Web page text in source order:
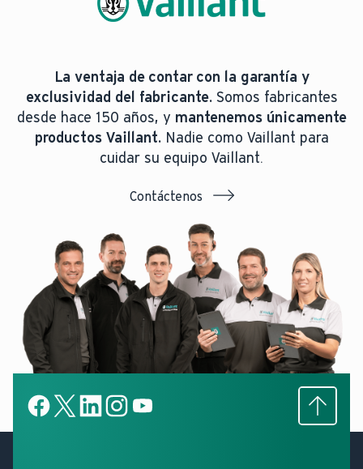
La ventaja de contar con la garantía y
exclusividad del fabricante.Somos fabricantes
desde hace 150 años, y mantenemos únicamente
productos Vaillant.Nadie como Vaillant para
cuidar su equipo Vaillant.
Contáctenos
Subir